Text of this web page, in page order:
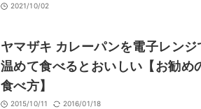
2021/10/02
ヤマザキ カレーパンを電子レンジ
温めて食べるとおいしい【お勧め
食べ方】
2015/10/11 2016/01/18